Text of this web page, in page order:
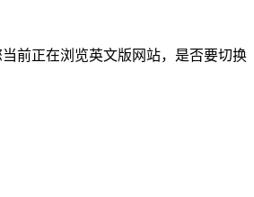
前正在浏览英文版网站，是否要切换